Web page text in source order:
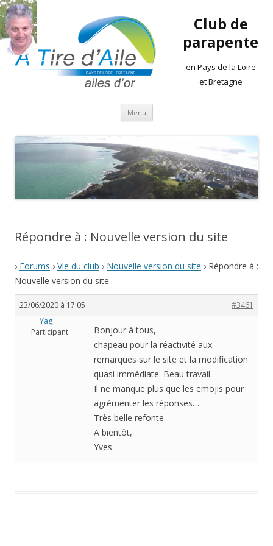
Club de
parapente
en Pays de la Loire
et Bretagne
Menu Aller
contenu
Répondre à : Nouvelle version du site
› Forums › Vie du club › Nouvelle version du site › Répondre à :
Nouvelle version du site
23/06/2020 à 17:05
#3461
Yag
Participant
Bonjour à tous,
chapeau pour la réactivité aux
remarques sur le site et la modification
quasi immédiate. Beau travail.
Il ne manque plus que les emojis pour
agrémenter les réponses…
Très belle refonte.
A bientôt,
Yves